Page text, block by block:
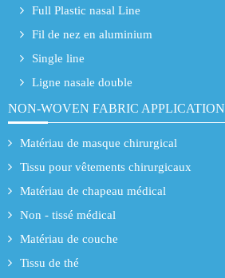
Full Plastic nasal Line
Fil de nez en aluminium
Single line
Ligne nasale double
NON-WOVEN FABRIC APPLICATION
Matériau de masque chirurgical
Tissu pour vêtements chirurgicaux
Matériau de chapeau médical
Non - tissé médical
Matériau de couche
Tissu de thé